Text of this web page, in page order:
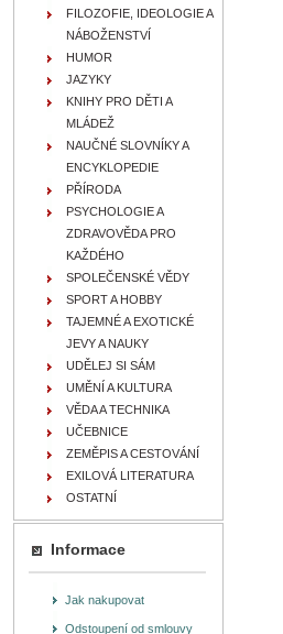
FILOZOFIE, IDEOLOGIE A
NÁBOŽENSTVÍ
HUMOR
JAZYKY
KNIHY PRO DĚTI A
MLÁDEŽ
NAUČNÉ SLOVNÍKY A
ENCYKLOPEDIE
PŘÍRODA
PSYCHOLOGIE A
ZDRAVOVĚDA PRO
KAŽDÉHO
SPOLEČENSKÉ VĚDY
SPORT A HOBBY
TAJEMNÉ A EXOTICKÉ
JEVY A NAUKY
UDĚLEJ SI SÁM
UMĚNÍ A KULTURA
VĚDA A TECHNIKA
UČEBNICE
ZEMĚPIS A CESTOVÁNÍ
EXILOVÁ LITERATURA
OSTATNÍ
Informace
Jak nakupovat
Odstoupení od smlouvy